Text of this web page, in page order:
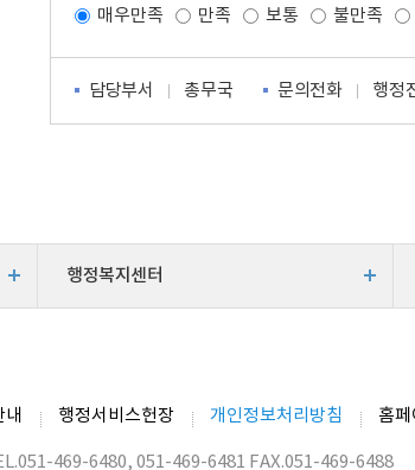
매우만족 만족 보통 불만족
담당부서 총무국 문의전화 행정
행정복지센터
내 행정서비스헌장 개인정보처리방침 홈페
469-6480, 051-469-6481 FAX.051-469-6488